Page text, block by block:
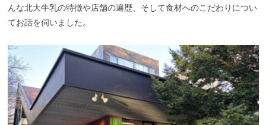
んな北大牛乳の特徴や店舗の遍歴、そして食材へのこだわりについ
てお話を伺いました。